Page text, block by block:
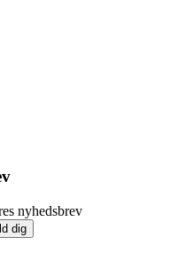
nyhedsbrev
dig